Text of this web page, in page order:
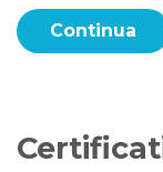
Continua